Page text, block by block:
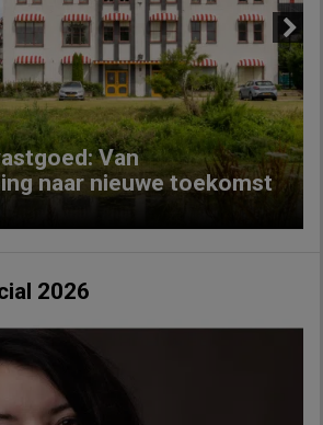
Van
naar nieuwe toekomst
Next
2026